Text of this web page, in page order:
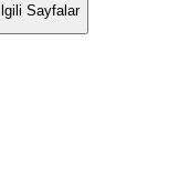
İlgili Sayfalar